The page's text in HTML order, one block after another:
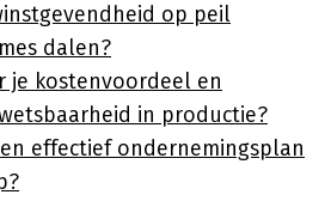
op peil
dalen?
je kostenvoordeel en
in productie?
effectief ondernemingsplan